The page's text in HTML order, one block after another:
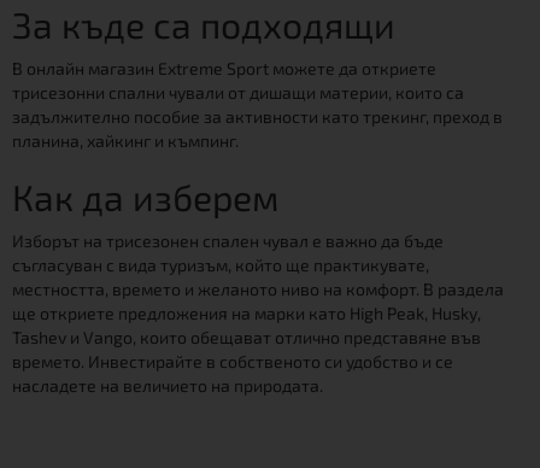
За къде са подходящи
В онлайн магазин Extreme Sport можете да откриете
трисезонни спални чували от дишащи материи, които са
задължително пособие за активности като трекинг, преход в
планина, хайкинг и къмпинг.
Как да изберем
Изборът на трисезонен спален чувал е важно да бъде
съгласуван с вида туризъм, който ще практикувате,
местността, времето и желаното ниво на комфорт. В раздела
ще откриете предложения на марки като High Peak, Husky,
Tashev и Vango, които обещават отлично представяне във
времето. Инвестирайте в собственото си удобство и се
насладете на величието на природата.